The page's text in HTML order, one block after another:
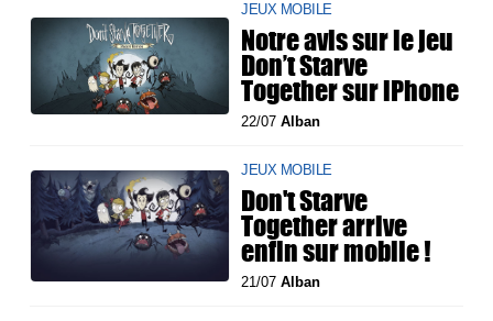
JEUX MOBILE
Notre avis sur le jeu
Don’t Starve
Together sur iPhone
22/07Alban
JEUX MOBILE
Don't Starve
Together arrive
enfin sur mobile !
21/07Alban